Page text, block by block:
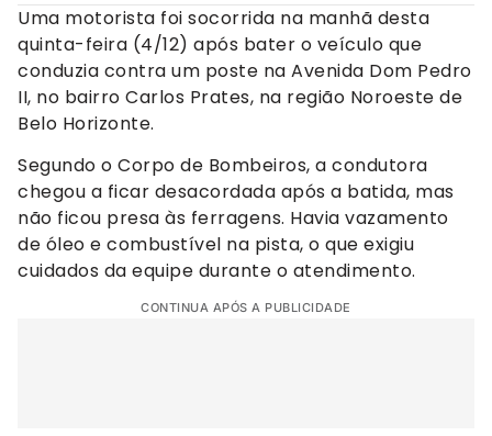
Uma motorista foi socorrida na manhã desta
quinta-feira (4/12) após bater o veículo que
conduzia contra um poste na Avenida Dom Pedro
II, no bairro Carlos Prates, na região Noroeste de
Belo Horizonte.
Segundo o Corpo de Bombeiros, a condutora
chegou a ficar desacordada após a batida, mas
não ficou presa às ferragens. Havia vazamento
de óleo e combustível na pista, o que exigiu
cuidados da equipe durante o atendimento.
CONTINUA APÓS A PUBLICIDADE